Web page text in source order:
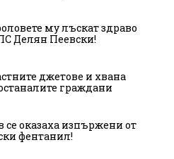
му лъскат здраво
Делян Пеевски!
джетове и хвана
граждани
се оказаха изпържени от
фентанил!